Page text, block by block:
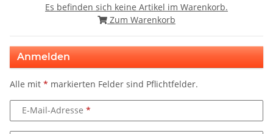
Es befinden sich keine Artikel im Warenkorb.
Zum Warenkorb
Anmelden
Alle mit * markierten Felder sind Pflichtfelder.
E-Mail-Adresse